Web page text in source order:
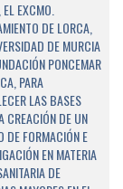
EXCMO.
DE LORCA,
DE MURCIA
PONCEMAR
PARA
LAS BASES
CREACIÓN DE UN
DE FORMACIÓN E
EN MATERIA
DE